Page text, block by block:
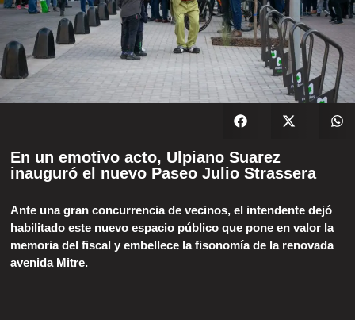
En un emotivo acto, Ulpiano Suarez
inauguró el nuevo Paseo Julio Strassera
Ante una gran concurrencia de vecinos, el intendente dejó
habilitado este nuevo espacio público que pone en valor la
memoria del fiscal y embellece la fisonomía de la renovada
avenida Mitre.